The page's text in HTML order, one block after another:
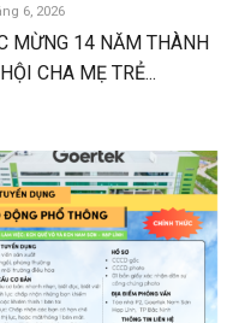
6, 2026
MỪNG 14 NĂM THÀNH
CHA MẸ TRẺ...